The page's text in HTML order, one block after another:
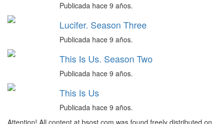
Publicada hace 9 años.
Lucifer. Season Three
Publicada hace 9 años.
This Is Us. Season Two
Publicada hace 9 años.
This Is Us
Publicada hace 9 años.
Attention! All content at bsost.com was found freely distributed on